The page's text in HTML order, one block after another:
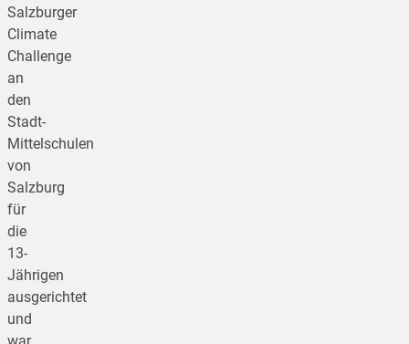
Salzburger
Climate
Challenge
an
den
Stadt-
Mittelschulen
von
Salzburg
für
die
13-
Jährigen
ausgerichtet
und